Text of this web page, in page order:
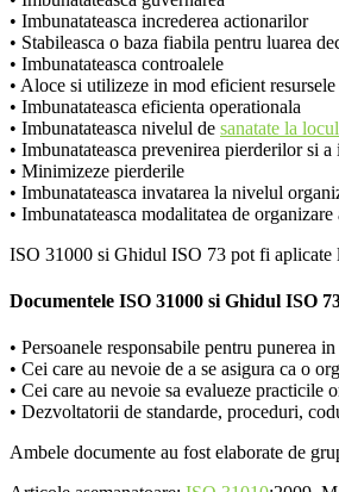
• Imbunatateasca increderea actionarilor
• Stabileasca o baza fiabila pentru luarea
• Imbunatateasca controalele
• Aloce si utilizeze in mod eficient
• Imbunatateasca eficienta operationala
• Imbunatateasca nivelul de sanatate la
• Imbunatateasca prevenirea pierderilor si
• Minimizeze pierderile
• Imbunatateasca invatarea la nivelul
• Imbunatateasca modalitatea de
ISO 31000 si Ghidul ISO 73 pot fi aplicate
Documentele ISO 31000 si Ghidul ISO
• Persoanele responsabile pentru punerea
• Cei care au nevoie de a se asigura ca o
• Cei care au nevoie sa evalueze practicile
• Dezvoltatorii de standarde, proceduri,
Ambele documente au fost elaborate de